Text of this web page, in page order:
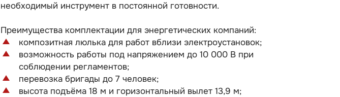
необходимый инструмент в постоянной готовности.
Преимущества комплектации для энергетических компаний:
композитная люлька для работ вблизи электроустановок;
возможность работы под напряжением до 10 000 В при
соблюдении регламентов;
перевозка бригады до 7 человек;
высота подъёма 18 м и горизонтальный вылет 13,9 м;